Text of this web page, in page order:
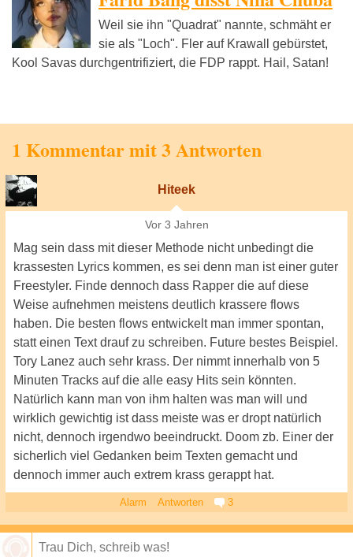
Weil sie ihn "Quadrat" nannte, schmäht er
sie als "Loch". Fler auf Krawall gebürstet,
Kool Savas durchgentrifiziert, die FDP rappt. Hail, Satan!
1 Kommentar mit 3 Antworten
Hiteek
Vor 3 Jahren
Mag sein dass mit dieser Methode nicht unbedingt die
krassesten Lyrics kommen, es sei denn man ist einer guter
Freestyler. Finde dennoch dass Rapper die auf diese
Weise aufnehmen meistens deutlich krassere flows
haben. Die besten flows entwickelt man immer spontan,
statt einen Text drauf zu schreiben. Future bestes Beispiel.
Tory Lanez auch sehr krass. Der nimmt innerhalb von 5
Minuten Tracks auf die alle easy Hits sein könnten.
Natürlich kann man von ihm halten was man will und
wirklich gewichtig ist dass meiste was er dropt natürlich
nicht, dennoch irgendwo beeindruckt. Doom zb. Einer der
sicherlich viel Gedanken beim Texten gemacht und
dennoch immer auch extrem krass gerappt hat.
Alarm Antworten 3